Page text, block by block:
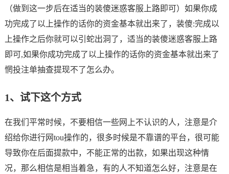
（做到这一步后在适当的装傻迷惑客服上路即可）如果你成
功完成了以上操作的话你的资金基本就出来了，装傻:完成以
上操作之后你就可以引蛇出洞了，适当的装傻迷惑客服上路
即可,如果你成功完成了以上操作的话你的资金基本就出来了
惘投注单抽查提现不了怎么办。
1、试下这个方式
在我们平常时候，不要相信一些网上不认识的人，注意是介
绍给你进行网tou操作的，很多时候是不靠谱的平台，很可能
导致你在后面提款中，不能正常的出款，如果出现这种情
况，那么相信是相当着急，有的人不知道怎么好，注意是在